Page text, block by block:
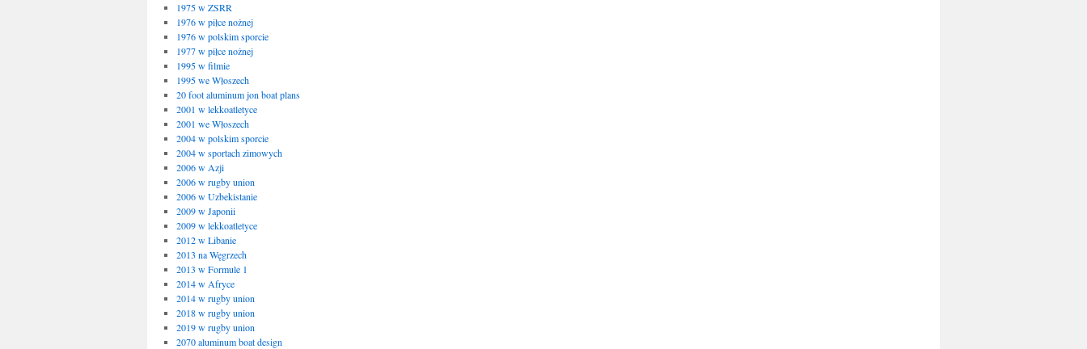
1975 w ZSRR
1976 w piłce nożnej
1976 w polskim sporcie
1977 w piłce nożnej
1995 w filmie
1995 we Włoszech
20 foot aluminum jon boat plans
2001 w lekkoatletyce
2001 we Włoszech
2004 w polskim sporcie
2004 w sportach zimowych
2006 w Azji
2006 w rugby union
2006 w Uzbekistanie
2009 w Japonii
2009 w lekkoatletyce
2012 w Libanie
2013 na Węgrzech
2013 w Formule 1
2014 w Afryce
2014 w rugby union
2018 w rugby union
2019 w rugby union
2070 aluminum boat design